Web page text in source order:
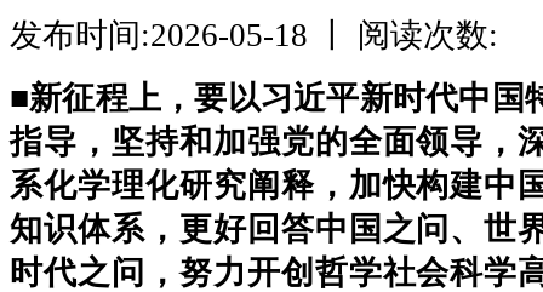
发布时间:2026-05-18 丨 阅读次数:
■新征程上，要以习近平新时代中国
指导，坚持和加强党的全面领导，
系化学理化研究阐释，加快构建中
知识体系，更好回答中国之问、世
时代之问，努力开创哲学社会科学